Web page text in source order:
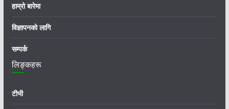
हाम्रो बारेमा
विज्ञापनको लागि
सम्पर्क
लिङ्कहरू
टीभी